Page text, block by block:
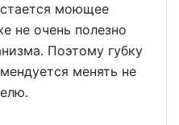
моющее
не очень полезно
Поэтому губку
менять не